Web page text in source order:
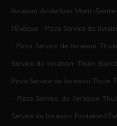
livraison Anderlues Mont-
l'Évêque . Pizza Service de
. Pizza Service de livraison
Service de livraison Thuin
Pizza Service de livraison Thuin
. Pizza Service de livraison
Service de livraison Fontaine-